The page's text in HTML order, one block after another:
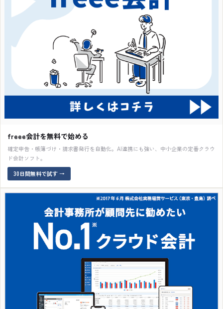
freee会計を無料で始める
確定申告・帳簿づけ・請求書発行を自動化。AI連携にも強い、中小企業の定番クラウ
ド会計ソフト。
30日間無料で試す→